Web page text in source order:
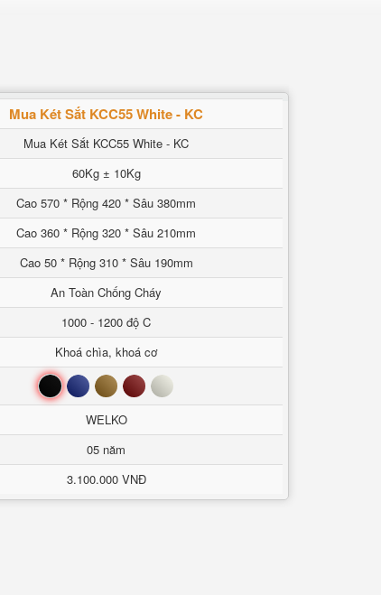
Mua Két Sắt KCC55 White - KC
Mua Két Sắt KCC55 White - KC
60Kg ± 10Kg
Cao 570 * Rộng 420 * Sâu 380mm
Cao 360 * Rộng 320 * Sâu 210mm
Cao 50 * Rộng 310 * Sâu 190mm
An Toàn Chống Cháy
1000 - 1200 độ C
Khoá chìa, khoá cơ
Đen Xanh Nâu Đỏ Trắng
WELKO
05 năm
3.100.000 VNĐ